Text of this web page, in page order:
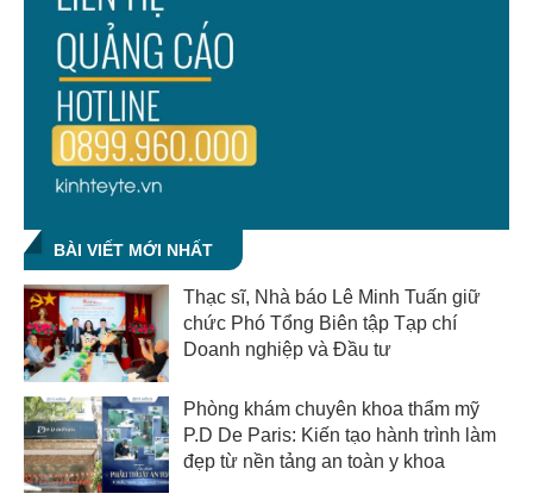
BÀI VIẾT MỚI NHẤT
Thạc sĩ, Nhà báo Lê Minh Tuấn giữ
chức Phó Tổng Biên tập Tạp chí
Doanh nghiệp và Đầu tư
Phòng khám chuyên khoa thẩm mỹ
P.D De Paris: Kiến tạo hành trình làm
đẹp từ nền tảng an toàn y khoa